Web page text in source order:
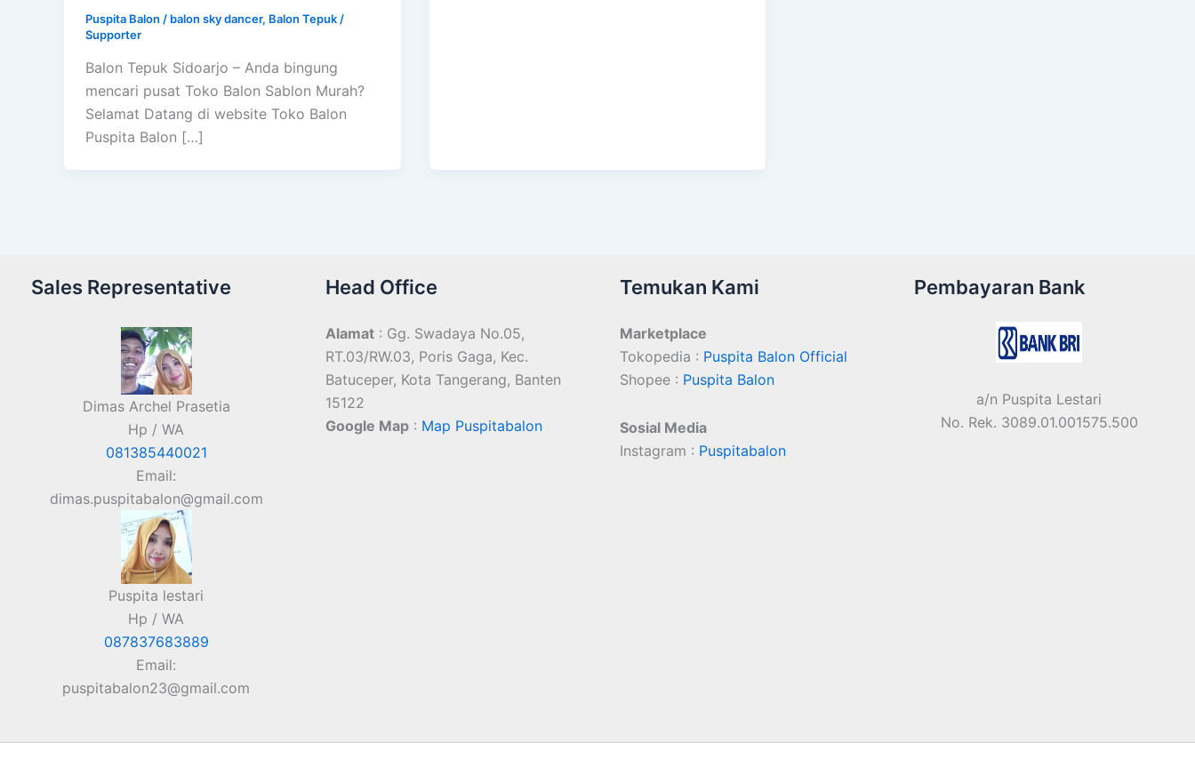
Puspita Balon / balon sky dancer, Balon Tepuk /
Supporter
Balon Tepuk Sidoarjo – Anda bingung
mencari pusat Toko Balon Sablon Murah?
Selamat Datang di website Toko Balon
Puspita Balon […]
Sales Representative
Dimas Archel Prasetia
Hp / WA
081385440021
Email:
dimas.puspitabalon@gmail.com
Puspita lestari
Hp / WA
087837683889
Email:
puspitabalon23@gmail.com
Head Office
Alamat : Gg. Swadaya No.05,
RT.03/RW.03, Poris Gaga, Kec.
Batuceper, Kota Tangerang, Banten
15122
Google Map : Map Puspitabalon
Temukan Kami
Marketplace
Tokopedia : Puspita Balon Official
Shopee : Puspita Balon
Sosial Media
Instagram : Puspitabalon
Pembayaran Bank
a/n Puspita Lestari
No. Rek. 3089.01.001575.500